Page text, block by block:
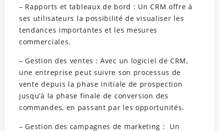
– Rapports et tableaux de bord : Un CRM offre à
ses utilisateurs la possibilité de visualiser les
tendances importantes et les mesures
commerciales.
– Gestion des ventes : Avec un logiciel de CRM,
une entreprise peut suivre son processus de
vente depuis la phase initiale de prospection
jusqu’à la phase finale de conversion des
commandes, en passant par les opportunités.
– Gestion des campagnes de marketing : Un